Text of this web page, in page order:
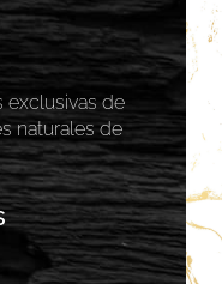
exclusivas de
naturales de